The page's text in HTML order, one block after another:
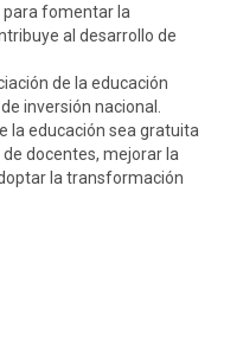
fomentar la
al desarrollo de
de la educación
inversión nacional.
la educación sea gratuita
docentes, mejorar la
la transformación